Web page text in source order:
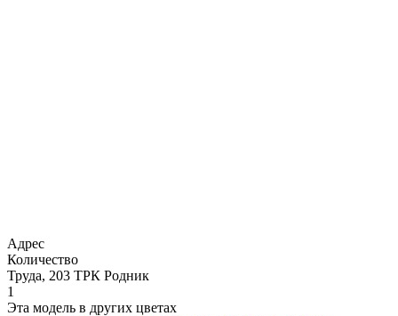
Адрес
Количество
Труда, 203 ТРК Родник
1
Эта модель в других цветах